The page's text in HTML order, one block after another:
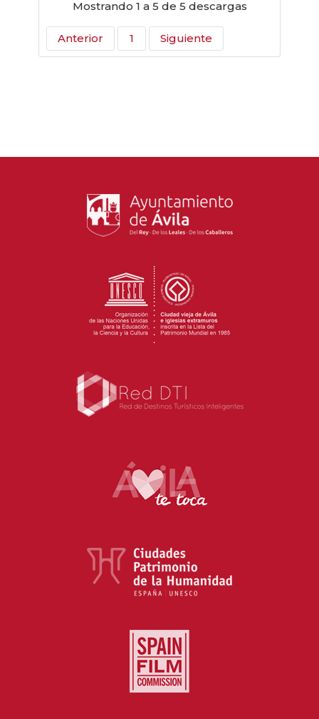
Mostrando 1 a 5 de 5 descargas
Anterior 1 Siguiente